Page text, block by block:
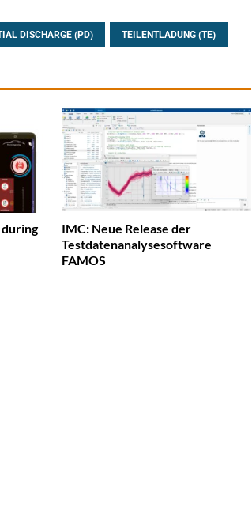
DISCHARGE (PD) TEILENTLADUNG (TE)
during
IMC: Neue Release der
Testdatenanalysesoftware
FAMOS